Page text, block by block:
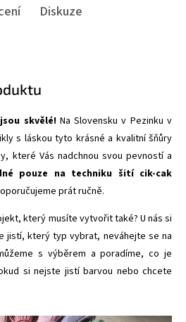
Diskuze
skvělé!Na Slovensku v Pezinku v
s láskou tyto krásné a kvalitní šňůry
které Vás nadchnou svou pevností a
pouze na techniku šití cik-cak
prát ručně.
který musíte vytvořit také? U nás si
jistí, který typ vybrat, neváhejte se na
s výběrem a poradíme, co je
si nejste jistí barvou nebo chcete